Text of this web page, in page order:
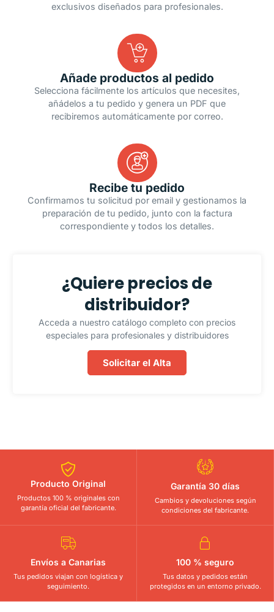
exclusivos diseñados para profesionales.
Añade productos al pedido
Selecciona fácilmente los artículos que necesites,
añádelos a tu pedido y genera un PDF que
recibiremos automáticamente por correo.
Recibe tu pedido
Confirmamos tu solicitud por email y gestionamos la
preparación de tu pedido, junto con la factura
correspondiente y todos los detalles.
¿Quiere precios de
distribuidor?
Acceda a nuestro catálogo completo con precios
especiales para profesionales y distribuidores
Solicitar el Alta
Producto Original
Productos 100 % originales con
garantía oficial del fabricante.
Garantía 30 días
Cambios y devoluciones según
condiciones del fabricante.
Envíos a Canarias
Tus pedidos viajan con logística y
seguimiento.
100 % seguro
Tus datos y pedidos están
protegidos en un entorno privado.